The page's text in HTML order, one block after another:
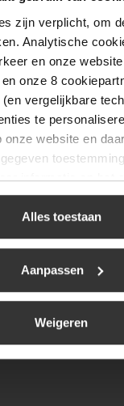
zijn verplicht, om
Analytische
en onze
onze 8
vergelijkbare
te
onze website en
informatie en het
website verwijzen
Alles toestaan
Aanpassen
Weigeren
08:00 tot 17:00
08:00 tot 17:00
08:00 tot 17:00
09:30 tot 12:00
Gesloten